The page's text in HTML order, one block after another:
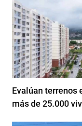
Evalúan terrenos
más de 25.000